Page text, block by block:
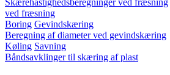
Skærehastighedsberegninger ved fræsning
ved fræsning
Boring Gevindskæring
Beregning af diameter ved gevindskæring
Køling Savning
Båndsavklinger til skæring af plast